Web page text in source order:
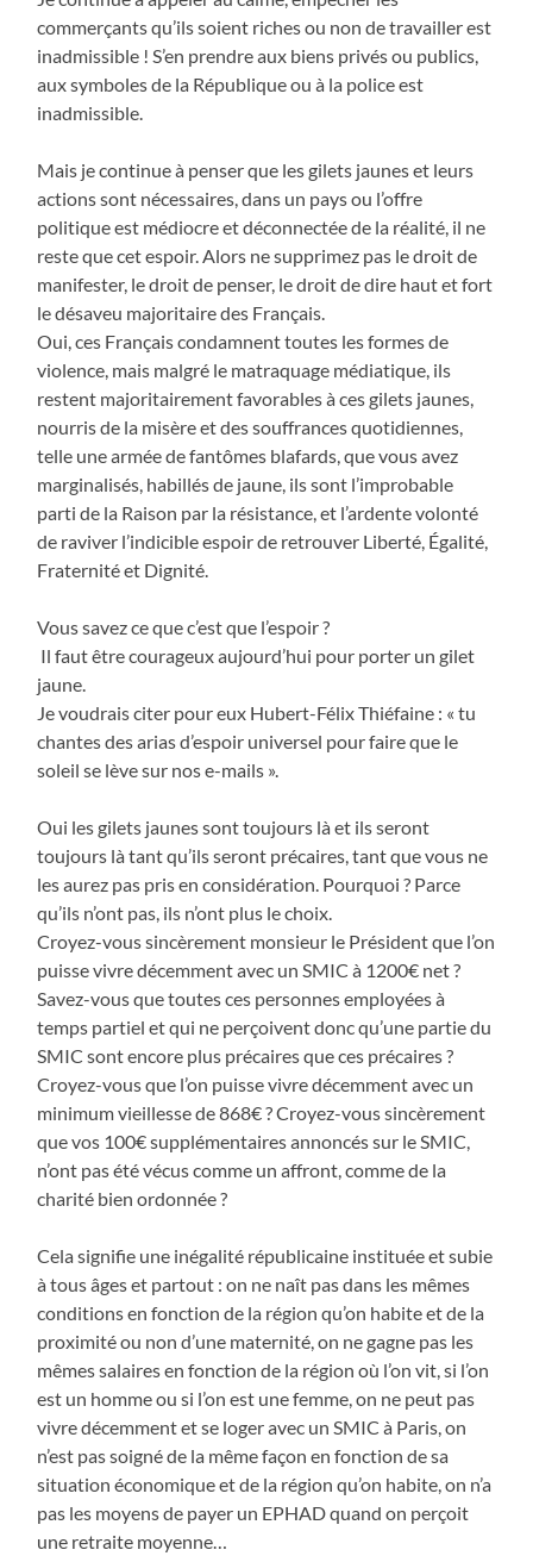
commerçants qu’ils soient riches ou non de travailler est
inadmissible ! S’en prendre aux biens privés ou publics,
aux symboles de la République ou à la police est
inadmissible.
Mais je continue à penser que les gilets jaunes et leurs
actions sont nécessaires, dans un pays ou l’offre
politique est médiocre et déconnectée de la réalité, il ne
reste que cet espoir. Alors ne supprimez pas le droit de
manifester, le droit de penser, le droit de dire haut et fort
le désaveu majoritaire des Français.
Oui, ces Français condamnent toutes les formes de
violence, mais malgré le matraquage médiatique, ils
restent majoritairement favorables à ces gilets jaunes,
nourris de la misère et des souffrances quotidiennes,
telle une armée de fantômes blafards, que vous avez
marginalisés, habillés de jaune, ils sont l’improbable
parti de la Raison par la résistance, et l’ardente volonté
de raviver l’indicible espoir de retrouver Liberté, Égalité,
Fraternité et Dignité.
Vous savez ce que c’est que l’espoir ?
Il faut être courageux aujourd’hui pour porter un gilet
jaune.
Je voudrais citer pour eux Hubert-Félix Thiéfaine : « tu
chantes des arias d’espoir universel pour faire que le
soleil se lève sur nos e-mails ».
Oui les gilets jaunes sont toujours là et ils seront
toujours là tant qu’ils seront précaires, tant que vous ne
les aurez pas pris en considération. Pourquoi ? Parce
qu’ils n’ont pas, ils n’ont plus le choix.
Croyez-vous sincèrement monsieur le Président que l’on
puisse vivre décemment avec un SMIC à 1200€ net ?
Savez-vous que toutes ces personnes employées à
temps partiel et qui ne perçoivent donc qu’une partie du
SMIC sont encore plus précaires que ces précaires ?
Croyez-vous que l’on puisse vivre décemment avec un
minimum vieillesse de 868€ ? Croyez-vous sincèrement
que vos 100€ supplémentaires annoncés sur le SMIC,
n’ont pas été vécus comme un affront, comme de la
charité bien ordonnée ?
Cela signifie une inégalité républicaine instituée et subie
à tous âges et partout : on ne naît pas dans les mêmes
conditions en fonction de la région qu’on habite et de la
proximité ou non d’une maternité, on ne gagne pas les
mêmes salaires en fonction de la région où l’on vit, si l’on
est un homme ou si l’on est une femme, on ne peut pas
vivre décemment et se loger avec un SMIC à Paris, on
n’est pas soigné de la même façon en fonction de sa
situation économique et de la région qu’on habite, on n’a
pas les moyens de payer un EPHAD quand on perçoit
une retraite moyenne…